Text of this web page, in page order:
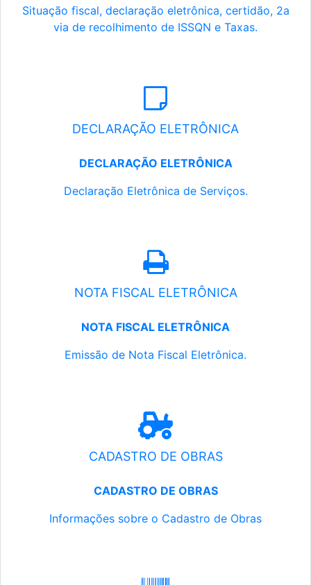
Situação fiscal, declaração eletrônica, certidão, 2a
via de recolhimento de ISSQN e Taxas.
DECLARAÇÃO ELETRÔNICA
DECLARAÇÃO ELETRÔNICA
Declaração Eletrônica de Serviços.
NOTA FISCAL ELETRÔNICA
NOTA FISCAL ELETRÔNICA
Emissão de Nota Fiscal Eletrônica.
CADASTRO DE OBRAS
CADASTRO DE OBRAS
Informações sobre o Cadastro de Obras